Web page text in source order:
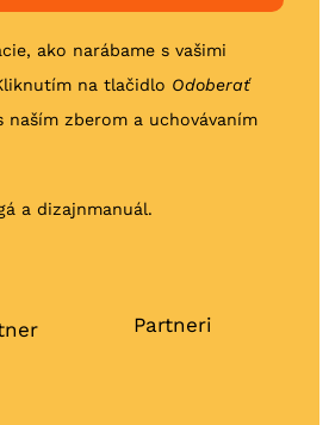
ako narábame s vašimi
na tlačidlo Odoberať
naším zberom a uchovávaním
a dizajnmanuál.
Partneri